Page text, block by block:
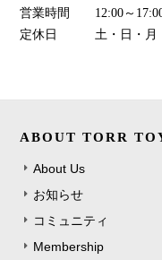
営業時間
12:00～
定休日
土・日・月
ABOUT TORR
About Us
お知らせ
コミュニティ
Membership